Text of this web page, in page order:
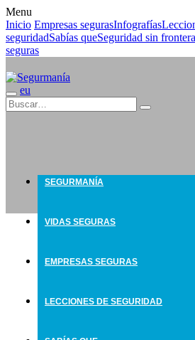
Menu
Inicio Empresas segurasInfografías
seguridadSabías queSeguridad sin
seguras
eu
SEGURMANÍA
VIDAS SEGURAS
EMPRESAS SEGURAS
LECCIONES DE SEGURIDAD